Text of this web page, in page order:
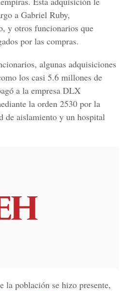
a Gabriel Ruby,
y otros funcionarios que
por las compras.
algunas adquisiciones
los casi 5.6 millones de
a la empresa DLX
la orden 2530 por la
de aislamiento y un hospital
la población se hizo presente,